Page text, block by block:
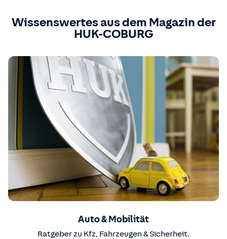
Wissenswertes aus dem Magazin der
HUK-COBURG
Auto & Mobilität
Ratgeber zu Kfz, Fahrzeugen & Sicherheit.